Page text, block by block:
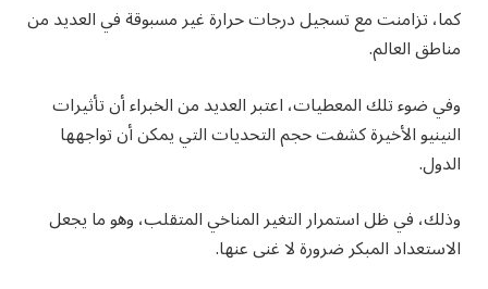
كما، تزامنت مع تسجيل درجات حرارة غير مسبوقة في العديد من
مناطق العالم.
وفي ضوء تلك المعطيات، اعتبر العديد من الخبراء أن تأثيرات
النينيو الأخيرة كشفت حجم التحديات التي يمكن أن تواجهها
الدول.
وذلك، في ظل استمرار التغير المناخي المتقلب، وهو ما يجعل
الاستعداد المبكر ضرورة لا غنى عنها.